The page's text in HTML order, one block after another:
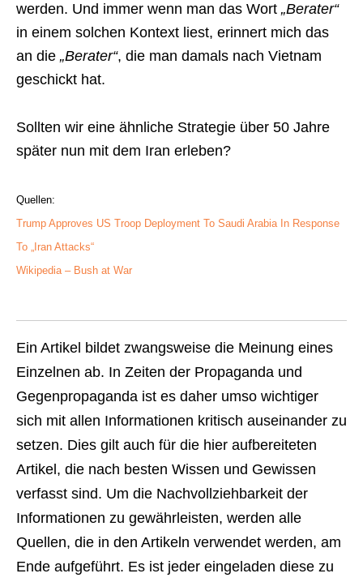
werden. Und immer wenn man das Wort „Berater“
in einem solchen Kontext liest, erinnert mich das
an die „Berater“, die man damals nach Vietnam
geschickt hat.
Sollten wir eine ähnliche Strategie über 50 Jahre
später nun mit dem Iran erleben?
Quellen:
Trump Approves US Troop Deployment To Saudi Arabia In Response
To „Iran Attacks“
Wikipedia – Bush at War
Ein Artikel bildet zwangsweise die Meinung eines
Einzelnen ab. In Zeiten der Propaganda und
Gegenpropaganda ist es daher umso wichtiger
sich mit allen Informationen kritisch auseinander zu
setzen. Dies gilt auch für die hier aufbereiteten
Artikel, die nach besten Wissen und Gewissen
verfasst sind. Um die Nachvollziehbarkeit der
Informationen zu gewährleisten, werden alle
Quellen, die in den Artikeln verwendet werden, am
Ende aufgeführt. Es ist jeder eingeladen diese zu